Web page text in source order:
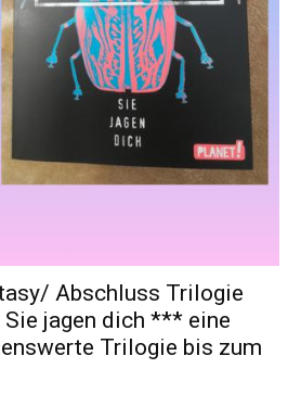
Abschluss Trilogie
jagen dich *** eine
Trilogie bis zum